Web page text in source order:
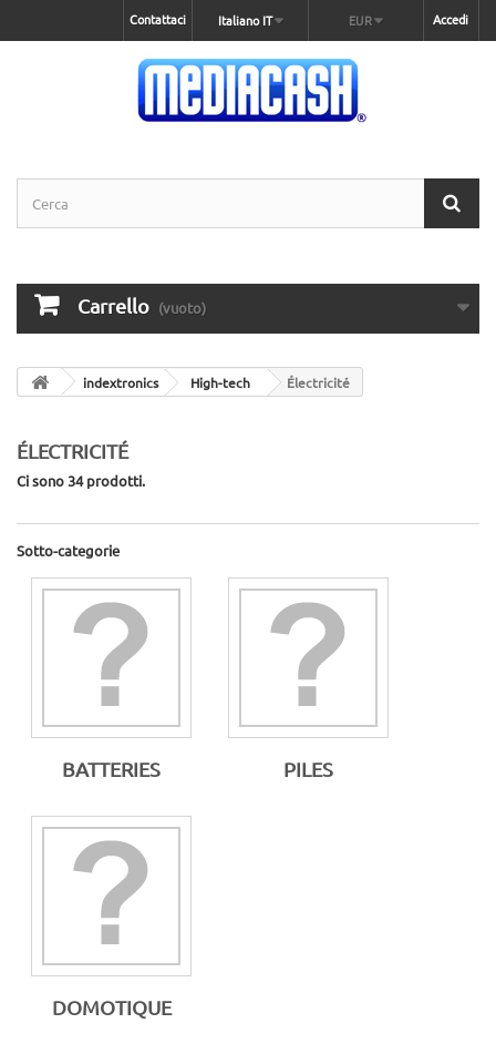
Accedi
EUR
Italiano IT
Contattaci
Carrello (vuoto)
indextronics High-tech Électricité
ÉLECTRICITÉ
Ci sono 34 prodotti.
Sotto-categorie
BATTERIES PILES
DOMOTIQUE